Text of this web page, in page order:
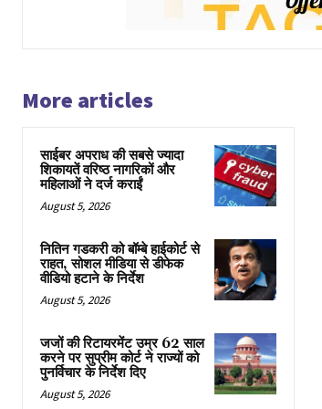
More articles
साईबर अपराध की सबसे ज्यादा
शिकायतें वरिष्ठ नागरिकों और
महिलाओं ने दर्ज कराईं
August 5, 2026
नितिन गडकरी को बॉम्बे हाईकोर्ट से
राहत, सोशल मीडिया से डीफेक
वीडियो हटाने के निर्देश
August 5, 2026
जजों की रिटायरमेंट उम्र 62 साल
करने पर सुप्रीम कोर्ट ने राज्यों को
पुनर्विचार के निर्देश दिए
August 5, 2026